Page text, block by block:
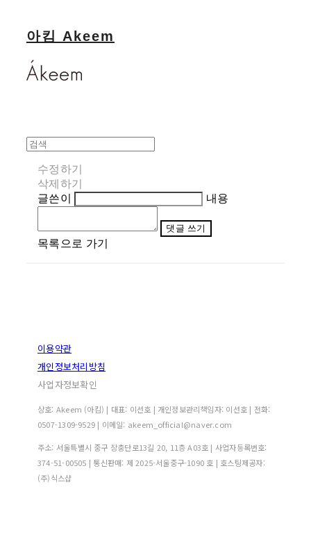
아킴 Akeem
수정하기
삭제하기
글쓴이
내용
댓글 쓰기
목록으로 가기
이용약관
개인정보처리방침
사업자정보확인
상호: Akeem (아킴) | 대표: 이선호 | 개인정보관리책임자: 이선호 | 전화:
0507-1309-9529 | 이메일: akeem_official@naver.com
주소: 서울특별시 중구 장충단로13길 20, 11층 A03호 | 사업자등록번호:
374-51-00505 | 통신판매: 제 2025-서울중구-1090 호 | 호스팅제공자:
(주)식스샵